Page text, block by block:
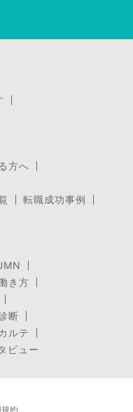
方へ
転職成功事例
き方
断
ルテ
ビュー
約